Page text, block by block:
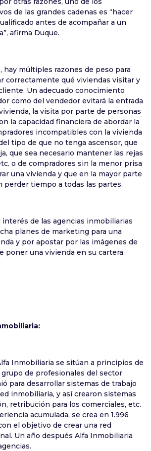
de las grandes cadenas es “hacer
antes de acompañar a un
afirma Duque.
hay múltiples razones de peso para
correctamente qué viviendas visitar y
Un adecuado conocimiento
como del vendedor evitará la entrada
la visita por parte de personas
la capacidad financiera de abordar la
incompatibles con la vivienda
tipo de que no tenga ascensor, que
que sea necesario mantener las rejas
o de compradores sin la menor prisa
una vivienda y que en la mayor parte
perder tiempo a todas las partes.
de las agencias inmobiliarias
planes de marketing para una
y por apostar por las imágenes de
poner una vivienda en su cartera.
Inmobiliaria se sitúan a principios de
grupo de profesionales del sector
para desarrollar sistemas de trabajo
inmobiliaria, y así crearon sistemas
retribución para los comerciales, etc.
acumulada, se crea en 1.996
el objetivo de crear una red
Un año después Alfa Inmobiliaria